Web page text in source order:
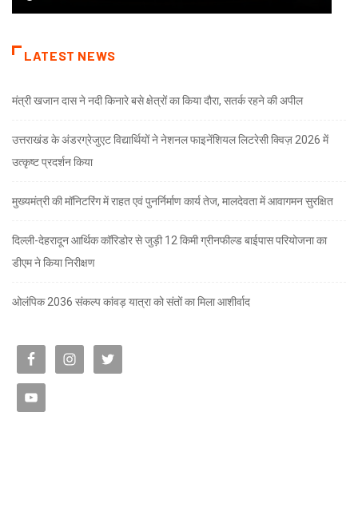
LATEST NEWS
मंत्री खजान दास ने नदी किनारे बसे क्षेत्रों का किया दौरा, सतर्क रहने की अपील
उत्तराखंड के अंडरग्रेजुएट विद्यार्थियों ने नेशनल फाइनेंशियल लिटरेसी क्विज़ 2026 में
उत्कृष्ट प्रदर्शन किया
मुख्यमंत्री की मॉनिटरिंग में राहत एवं पुनर्निर्माण कार्य तेज, मालदेवता में आवागमन सुरक्षित
दिल्ली-देहरादून आर्थिक कॉरिडोर से जुड़ी 12 किमी ग्रीनफील्ड बाईपास परियोजना का
डीएम ने किया निरीक्षण
ओलंपिक 2036 संकल्प कांवड़ यात्रा को संतों का मिला आशीर्वाद